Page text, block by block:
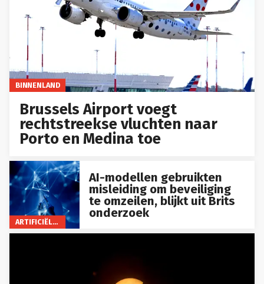
BINNENLAND
Brussels Airport voegt
rechtstreekse vluchten naar
Porto en Medina toe
ARTIFICIËLE INTELLIGENTIE
AI-modellen gebruikten
misleiding om beveiliging
te omzeilen, blijkt uit Brits
onderzoek